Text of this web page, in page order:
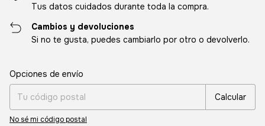
Tus datos cuidados durante toda la compra.
Cambios y devoluciones
Si no te gusta, puedes cambiarlo por otro o devolverlo.
Entregas para el CP:
Opciones de envío
Calcular
No sé mi código postal